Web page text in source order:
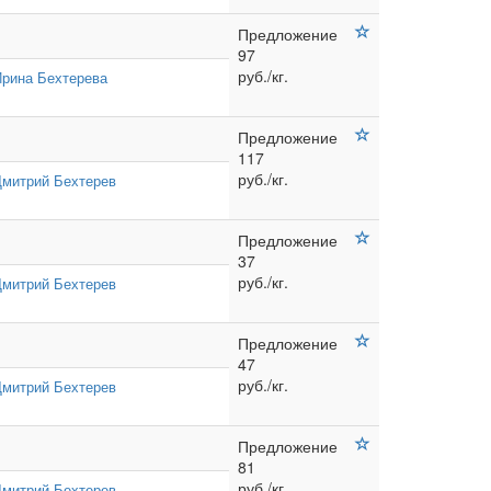
Предложение
97
руб./кг.
Бехтерева
Предложение
117
руб./кг.
Бехтерев
Предложение
37
руб./кг.
Бехтерев
Предложение
47
руб./кг.
Бехтерев
Предложение
81